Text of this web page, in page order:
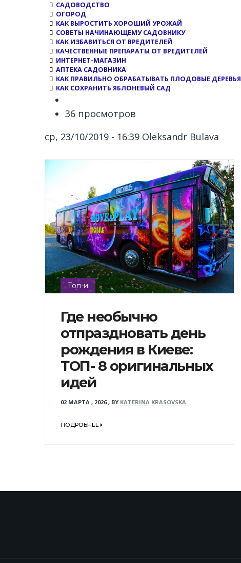
САДОВОДСТВО
ОГОРОД
КАК ВЫРОСТИТЬ ХОРОШИЙ УРОЖАЙ
СОВЕТЫ НАЧИНАЮЩЕМУ САДОВНИКУ
КАК ИЗБАВИТЬСЯ ОТ ВРЕДИТЕЛЕЙ
КАЧЕСТВЕННЫЕ ПРЕПАРАТЫ ОТ ВРЕДИТЕЛЕЙ
ИНТЕРНЕТ-МАГАЗИН
АПТЕКА САДОВНИКА
КАК ПРАВИЛЬНО ОБРАБАТЫВАТЬ ПЛОДОВЫЕ ДЕРЕВЬЯ
КАК СОХРАНИТЬ ЯБЛОНЕВЫЙ САД
36 просмотров
ср, 23/10/2019 - 16:39 Oleksandr Bulava
Топ-и
Где необычно
отпраздновать день
рождения в Киеве:
ТОП- 8 оригинальных
идей
02 МАРТА , 2026, BY KATERINA KRASOVSKA
ПОДРОБНЕЕ